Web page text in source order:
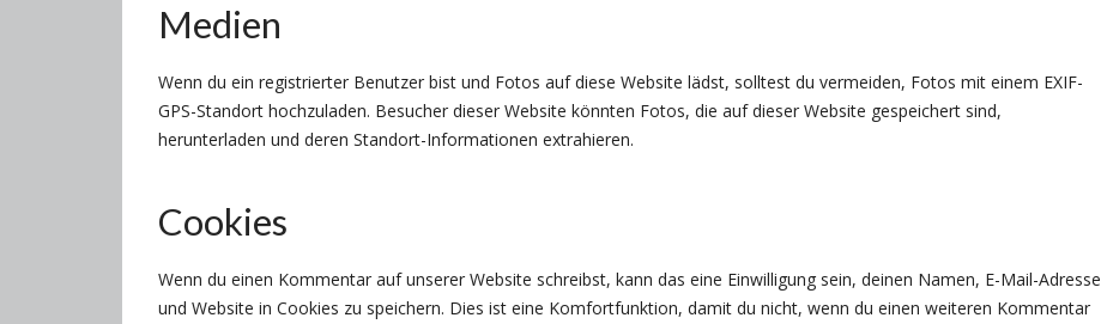
Medien
Wenn du ein registrierter Benutzer bist und Fotos auf diese Website lädst, solltest du vermeiden, Fotos mit einem EXIF-
GPS-Standort hochzuladen. Besucher dieser Website könnten Fotos, die auf dieser Website gespeichert sind,
herunterladen und deren Standort-Informationen extrahieren.
Cookies
Wenn du einen Kommentar auf unserer Website schreibst, kann das eine Einwilligung sein, deinen Namen, E-Mail-Adresse
und Website in Cookies zu speichern. Dies ist eine Komfortfunktion, damit du nicht, wenn du einen weiteren Kommentar